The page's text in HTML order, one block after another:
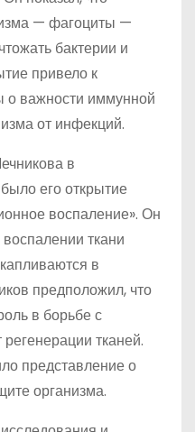
— фагоциты —
бактерии и
привело к
о важности иммунной
от инфекций.
в
его открытие
воспаление». Он
ткани
в
предположил, что
в борьбе с
тканей.
представление о
организма.